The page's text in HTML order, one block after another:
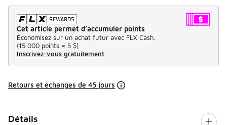
Cet article permet d’accumuler points
Économisez sur un achat futur avec FLX Cash.
(15 000 points = 5 $)
Inscrivez-vous gratuitement
Retours et échanges de 45 jours
Détails